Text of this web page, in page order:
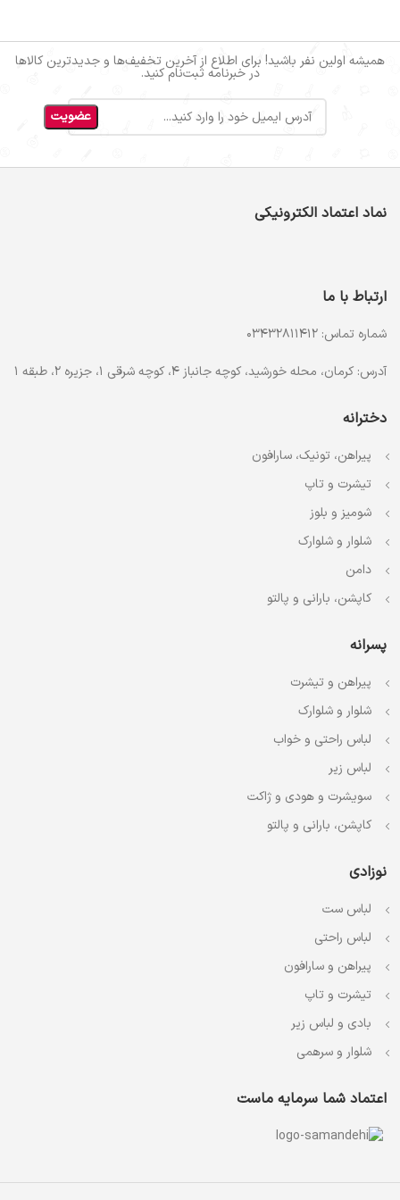
همیشه اولین نفر باشید! برای اطلاع از آخرین تخفیف‌ها و جدیدترین کالاها
در خبرنامه ثبت‌نام کنید.
نماد اعتماد الکترونیکی
ارتباط با ما
شماره تماس: 03432811412
آدرس: کرمان، محله خورشید، کوچه جانباز 4، کوچه شرقی 1، جزیره 2، طبقه 1
دخترانه
پیراهن، تونیک، سارافون
تیشرت و تاپ
شومیز و بلوز
شلوار و شلوارک
دامن
کاپشن، بارانی و پالتو
پسرانه
پیراهن و تیشرت
شلوار و شلوارک
لباس راحتی و خواب
لباس زیر
سویشرت و هودی و ژاکت
کاپشن، بارانی و پالتو
نوزادی
لباس ست
لباس راحتی
پیراهن و سارافون
تیشرت و تاپ
بادی و لباس زیر
شلوار و سرهمی
اعتماد شما سرمایه ماست